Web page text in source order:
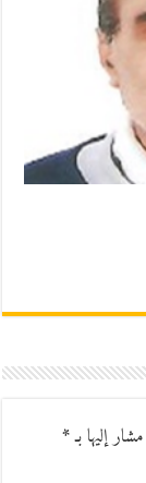
إليها بـ*